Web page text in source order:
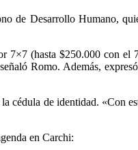
de Desarrollo Humano,
7×7 (hasta $250.000 con el
Romo. Además,
cédula de identidad. «Con
en Carchi: